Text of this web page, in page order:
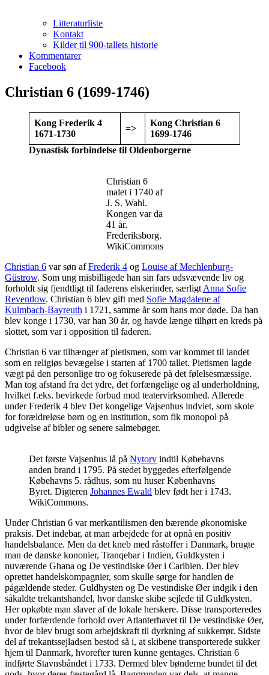
Litteraturliste
Kontakt
Kilder til 900-tallets historie
Kommentarer
Facebook
Christian 6 (1699-1746)
Kong Frederik 4
1671-1730
=>
Kong Christian 6
1699-1746
Dynastisk forbindelse til Oldenborgerne
Christian 6
malet i 1740 af
J. S. Wahl.
Kongen var da
41 år.
Frederiksborg.
WikiCommons
Christian 6 var søn afFrederik 4 og Louise af Mechlenburg-
Güstrow. Som ung misbilligede han sin fars udsvævende liv og
forholdt sig fjendtligt til faderens elskerinder, særligt Anna Sofie
Reventlow. Christian 6 blev gift med Sofie Magdalene af
Kulmbach-Bayreuth i 1721, samme år som hans mor døde. Da han
blev konge i 1730, var han 30 år, og havde længe tilhørt en kreds på
slottet, som var i opposition til faderen.
Christian 6 var tilhænger af pietismen, som var kommet til landet
som en religiøs bevægelse i starten af 1700 tallet. Pietismen lagde
vægt på den personlige tro og fokuserede på det følelsesmæssige.
Man tog afstand fra det ydre, det forfængelige og al underholdning,
hvilket f.eks. bevirkede forbud mod teatervirksomhed. Allerede
under Frederik 4 blev Det kongelige Vajsenhus indviet, som skole
for forældreløse børn og en institution, som fik monopol på
udgivelse af bibler og senere salmebøger.
Det første Vajsenhus lå på Nytorv indtil Købehavns
anden brand i 1795. På stedet byggedes efterfølgende
Købehavns 5. rådhus, som nu huser Københavns
Byret. Digteren Johannes Ewald blev født her i 1743.
WikiCommons.
Under Christian 6 var merkantilismen den bærende økonomiske
praksis. Det indebar, at man arbejdede for at opnå en positiv
handelsbalance. Men da det kneb med råstoffer i Danmark, brugte
man de danske kononier, Tranqebar i Indien, Guldkysten i
nuværende Ghana og De vestindiske Øer i Caribien. Der blev
oprettet handelskompagnier, som skulle sørge for handlen de
pågældende steder. Guldhysten og De vestindiske Øer indgik i den
såkaldte trekantshandel, hvor danske skibe sejlede til Guldkysten.
Her opkøbte man slaver af de lokale herskere. Disse transporteredes
under forfærdende forhold over Atlanterhavet til De vestindiske Øer,
hvor de blev brugt som arbejdskraft til dyrkning af sukkerrør. Sidste
del af trekantssejladsen bestod så i, at skibene transporterede sukker
hjem til Danmark, hvorefter turen kunne gentages. Christian 6
indførte Stavnsbåndet i 1733. Dermed blev bønderne bundet til det